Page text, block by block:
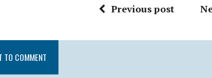
Previous post
TO COMMENT